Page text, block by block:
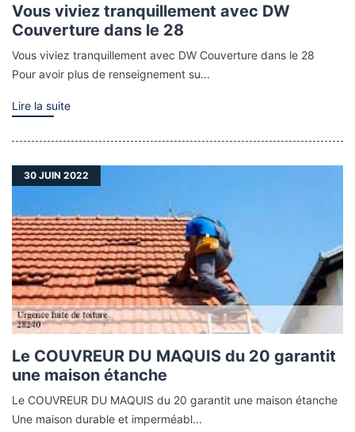
Vous viviez tranquillement avec DW
Couverture dans le 28
Vous viviez tranquillement avec DW Couverture dans le 28
Pour avoir plus de renseignement su...
Lire la suite
30 JUIN 2022
Le COUVREUR DU MAQUIS du 20 garantit
une maison étanche
Le COUVREUR DU MAQUIS du 20 garantit une maison étanche
Une maison durable et imperméabl...